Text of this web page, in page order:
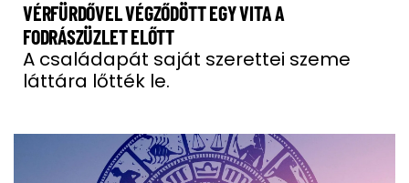
VÉRFÜRDŐVEL VÉGZŐDÖTT EGY VITA A
FODRÁSZÜZLET ELŐTT
A családapát saját szerettei szeme
láttára lőtték le.